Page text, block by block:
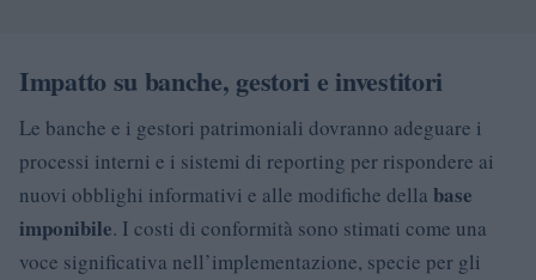
Impatto su banche, gestori e investitori
Le banche e i gestori patrimoniali dovranno adeguare i
processi interni e i sistemi di reporting per rispondere ai
nuovi obblighi informativi e alle modifiche della base
imponibile. I costi di conformità sono stimati come una
voce significativa nell’implementazione, specie per gli